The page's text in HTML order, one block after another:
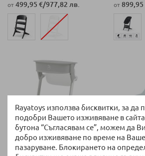
Rayatoys използва бисквитки, за да
подобри Вашето изживяване в
бутона “Съгласявам се”, можем да
добро изживяване по време на
пазаруване. Блокирането на
от 499,95 €/977,82 лв. от 899,95